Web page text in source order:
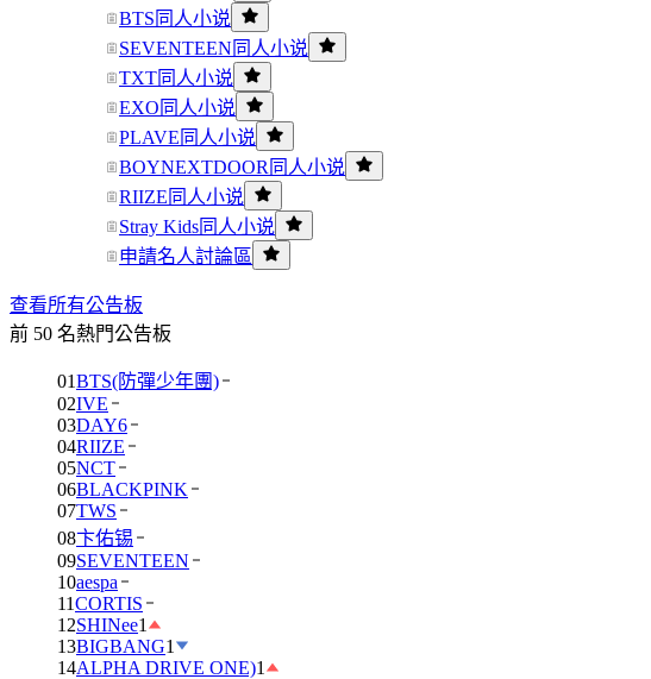
BTS同人小说
SEVENTEEN同人小说
TXT同人小说
EXO同人小说
PLAVE同人小说
BOYNEXTDOOR同人小说
RIIZE同人小说
Stray Kids同人小说
申請名人討論區
查看所有公告板
前 50 名熱門公告板
01BTS(防彈少年團)
02IVE
03DAY6
04RIIZE
05NCT
06BLACKPINK
07TWS
08卞佑锡
09SEVENTEEN
10aespa
11CORTIS
12SHINee1
13BIGBANG1
14ALPHA DRIVE ONE)1